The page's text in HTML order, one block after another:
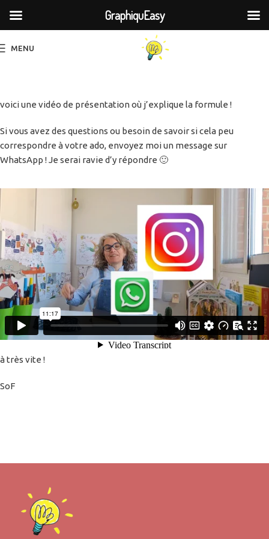
MENU
voici une vidéo de présentation où j’explique la formule !
Si vous avez des questions ou besoin de savoir si cela peu
correspondre à votre ado, envoyez moi un message sur
WhatsApp ! Je serai ravie d’y répondre 🙂
à très vite !
SoF
GraphiquEasy